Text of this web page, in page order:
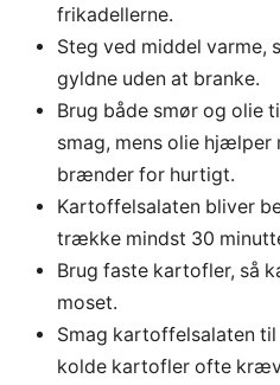
frikadellerne.
Steg ved middel varme,
gyldne uden at branke.
Brug både smør og olie
smag, mens olie hjælper
brænder for hurtigt.
Kartoffelsalaten bliver
trække mindst 30
Brug faste kartofler, så
moset.
Smag kartoffelsalaten
kolde kartofler ofte